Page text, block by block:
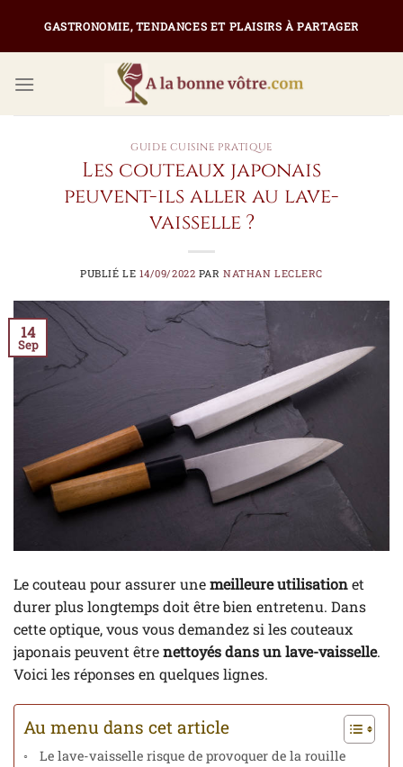
contenu
GASTRONOMIE, TENDANCES ET PLAISIRS À PARTAGER
GUIDE CUISINE PRATIQUE
Les couteaux japonais
peuvent-ils aller au lave-
vaisselle ?
PUBLIÉ LE 14/09/2022 PARNATHAN LECLERC
14
Sep
Le couteau pour assurer unemeilleure utilisationet
durer plus longtemps doit être bien entretenu. Dans
cette optique, vous vous demandez si les couteaux
japonais peuvent êtrenettoyés dans un lave-vaisselle.
Voici les réponses en quelques lignes.
Au menu dans cet article
Le lave-vaisselle risque de provoquer de la rouille